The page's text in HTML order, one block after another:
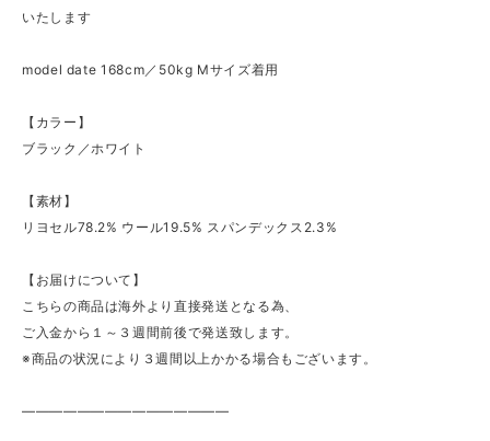
いたします
model date 168cm／50kg Mサイズ着用
【カラー】
ブラック／ホワイト
【素材】
リヨセル78.2% ウール19.5% スパンデックス2.3%
【お届けについて】
こちらの商品は海外より直接発送となる為、
ご入金から１～３週間前後で発送致します。
※商品の状況により３週間以上かかる場合もございます。
———————————————